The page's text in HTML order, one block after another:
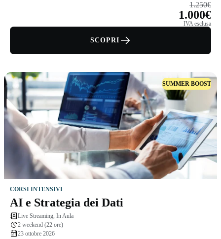
1.250€
1.000€
IVA esclusa
SCOPRI
SUMMER BOOST
CORSI INTENSIVI
AI e Strategia dei Dati
Live Streaming, In Aula
2 weekend (22 ore)
23 ottobre 2026